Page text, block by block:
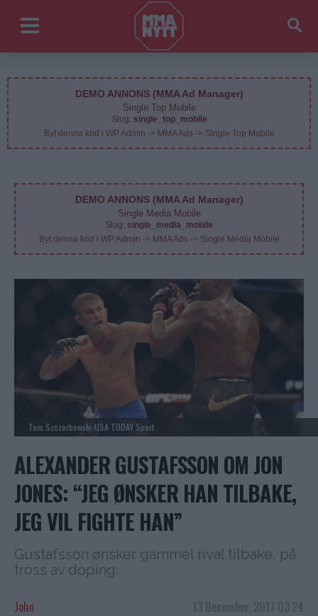
DEMO ANNONS (MMA Ad Manager)
Single Top Mobile
Slug: single_top_mobile
Byt denna kod i WP Admin -> MMA Ads -> Single Top Mobile
DEMO ANNONS (MMA Ad Manager)
Single Media Mobile
Slug: single_media_mobile
Byt denna kod i WP Admin -> MMA Ads -> Single Media Mobile
Tom Szczerbowski-USA TODAY Sport
ALEXANDER GUSTAFSSON OM JON
JONES: “JEG ØNSKER HAN TILBAKE,
JEG VIL FIGHTE HAN”
Gustafsson ønsker gammel rival tilbake, på
tross av doping.
13 December, 2017 03:24
John